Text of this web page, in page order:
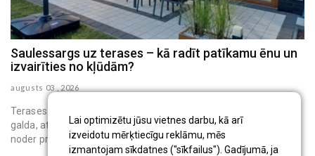
Lai optimizētu jūsu vietnes darbu, kā arī
izveidotu mērķtiecīgu reklāmu, mēs
izmantojam sīkdatnes ("sīkfailus"). Gadījumā, ja
Saulessargs uz terases – kā radīt patīkamu ēnu un
izvairīties no kļūdām?
augusts 03 , 2026
Terases saulessargs ir pārvietojams āra aprīkojums, kas virs
galda, atpūtas krēsliem vai bērnu rotaļu vietas rada ēnu. Tas
noder privātmāju iedzīvo...